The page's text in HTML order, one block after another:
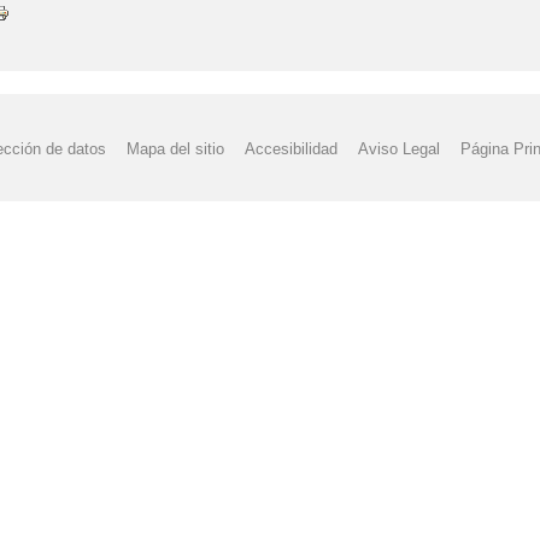
de datos Mapa del sitio Accesibilidad Aviso Legal Página